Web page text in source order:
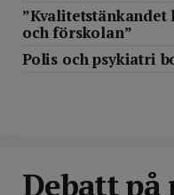
och förskolan”
Polis och psykiatri
Debatt